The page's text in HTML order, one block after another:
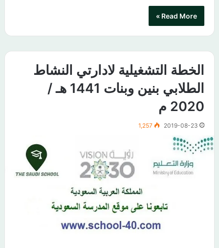
Read More »
الخطة التشغيلية لادارتي النشاط
الطلابي بنين وبنات 1441 هـ /
2020 م
2019-08-23
1,257